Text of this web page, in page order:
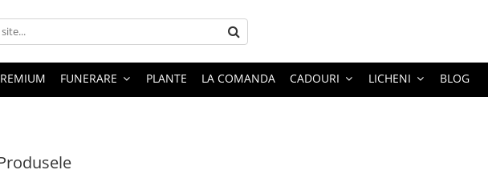
FUNERARE PLANTE LA COMANDA CADOURI LICHENI BLOG